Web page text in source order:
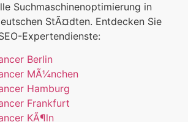
Suchmaschinenoptimierung in
StÃ¤dten. Entdecken Sie
Expertendienste:
Berlin
MÃ¼nchen
Hamburg
Frankfurt
KÃ¶ln